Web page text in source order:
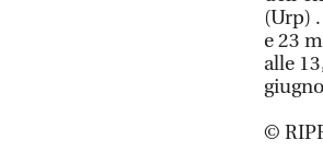
(Urp)
e 23
alle
©